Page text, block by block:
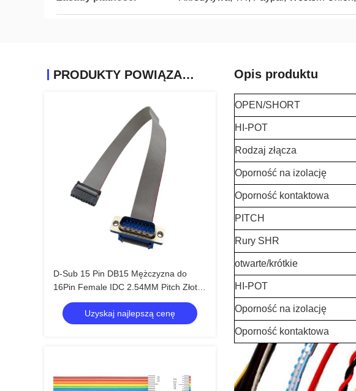
PRODUKTY POWIĄZANE
D-Sub 15 Pin DB15 Mężczyzna do
16Pin Female IDC 2.54MM Pitch Złote
pokryte płaską taśmą kabel
Uzyskaj najlepszą cenę
Opis produktu
OPEN/SHORT
HI-POT
Rodzaj złącza
Oporność na izolację
Oporność kontaktowa
PITCH
Rury SHR
otwarte/krótkie
HI-POT
Oporność na izolację
Oporność kontaktowa